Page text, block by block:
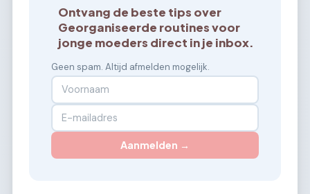
Ontvang de beste tips over
Georganiseerde routines voor
jonge moeders direct in je inbox.
Geen spam. Altijd afmelden mogelijk.
Aanmelden →